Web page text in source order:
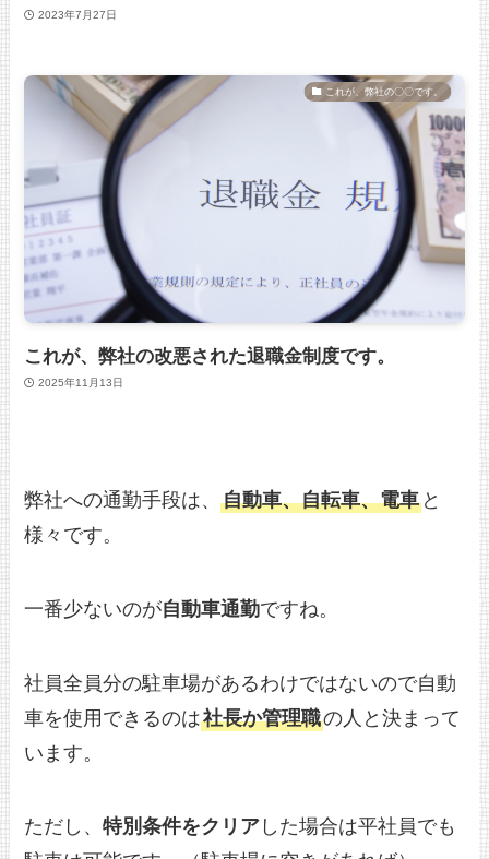
2023年7月27日
これが、弊社の〇〇です。
これが、弊社の改悪された退職金制度です。
2025年11月13日
弊社への通勤手段は、自動車、自転車、電車 と
様々です。
一番少ないのが自動車通勤ですね。
社員全員分の駐車場があるわけではないので自動
車を使用できるのは社長か管理職の人と決まって
います。
ただし、特別条件をクリア した場合は平社員でも